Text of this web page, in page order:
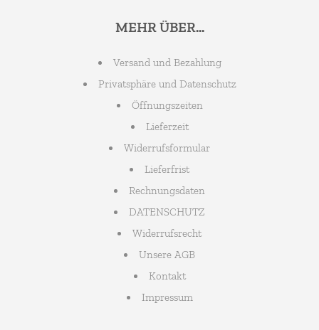
MEHR ÜBER...
Versand und Bezahlung
Privatsphäre und Datenschutz
Öffnungszeiten
Lieferzeit
Widerrufsformular
Lieferfrist
Rechnungsdaten
DATENSCHUTZ
Widerrufsrecht
Unsere AGB
Kontakt
Impressum